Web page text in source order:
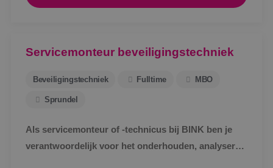
Servicemonteur beveiligingstechniek
Beveiligingstechniek Fulltime MBO
Sprundel
Als servicemonteur of -technicus bij BINK ben je
verantwoordelijk voor het onderhouden, analyseren